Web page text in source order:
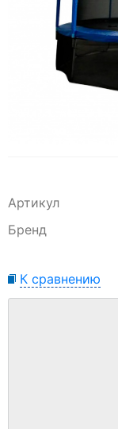
Артикул
Бренд
К сравнению